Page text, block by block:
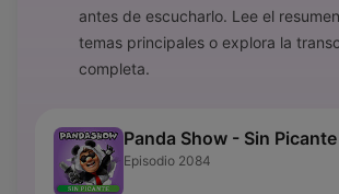
antes de escucharlo. Lee el
temas principales o explora la
completa.
Panda Show - Sin Picante
Episodio 2084